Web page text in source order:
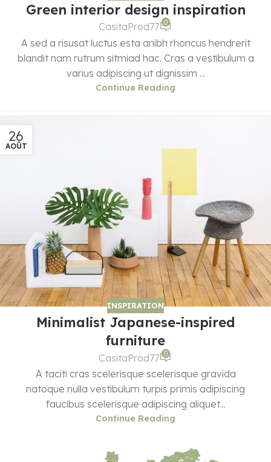
Green interior design inspiration
CasitaProd77 0
A sed a risusat luctus esta anibh rhoncus hendrerit
blandit nam rutrum sitmiad hac. Cras a vestibulum a
varius adipiscing ut dignissim ...
Continue Reading
26
AOÛT
INSPIRATION
Minimalist Japanese-inspired
furniture
CasitaProd77 0
A taciti cras scelerisque scelerisque gravida
natoque nulla vestibulum turpis primis adipiscing
faucibus scelerisque adipiscing aliquet...
Continue Reading